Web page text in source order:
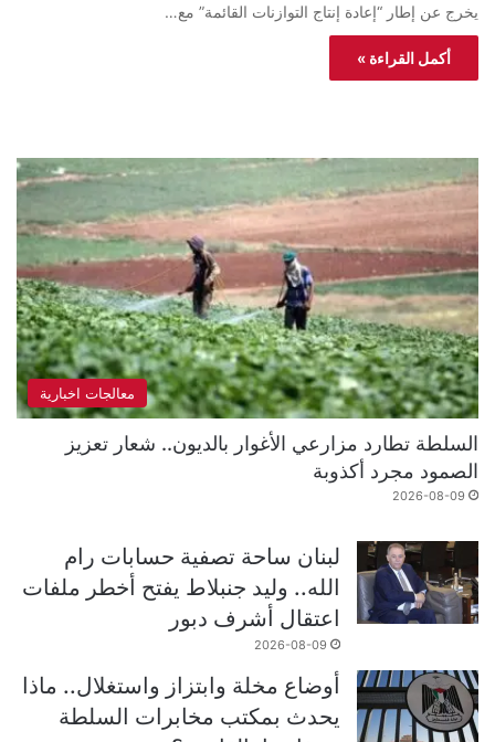
يخرج عن إطار “إعادة إنتاج التوازنات القائمة” مع…
أكمل القراءة »
معالجات اخبارية
السلطة تطارد مزارعي الأغوار بالديون.. شعار تعزيز
الصمود مجرد أكذوبة
2026-08-09
لبنان ساحة تصفية حسابات رام
الله.. وليد جنبلاط يفتح أخطر ملفات
اعتقال أشرف دبور
2026-08-09
أوضاع مخلة وابتزاز واستغلال.. ماذا
يحدث بمكتب مخابرات السلطة